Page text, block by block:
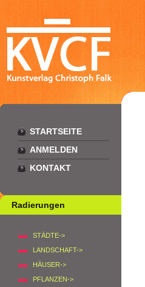
STARTSEITE
ANMELDEN
KONTAKT
Radierungen
STÄDTE->
LANDSCHAFT->
HÄUSER->
PFLANZEN->